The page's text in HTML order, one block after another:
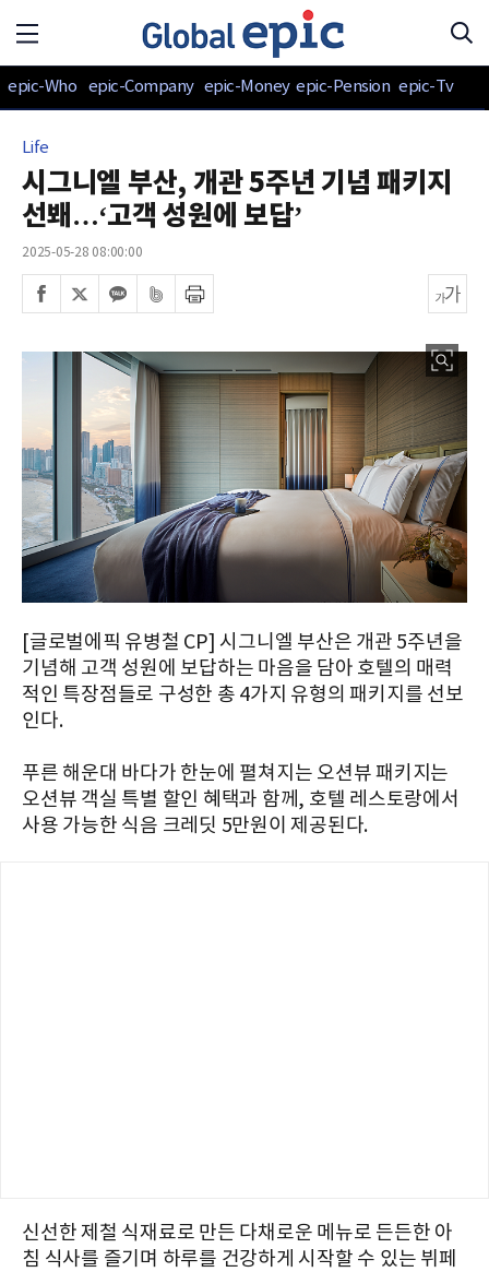
epic-Who epic-Company epic-Money epic-Pension epic-Tv
Life
시그니엘 부산, 개관 5주년 기념 패키지
선봬…‘고객 성원에 보답’
2025-05-28 08:00:00
[글로벌에픽 유병철 CP] 시그니엘 부산은 개관 5주년을
기념해 고객 성원에 보답하는 마음을 담아 호텔의 매력
적인 특장점들로 구성한 총 4가지 유형의 패키지를 선보
인다.
푸른 해운대 바다가 한눈에 펼쳐지는 오션뷰 패키지는
오션뷰 객실 특별 할인 혜택과 함께, 호텔 레스토랑에서
사용 가능한 식음 크레딧 5만원이 제공된다.
신선한 제철 식재료로 만든 다채로운 메뉴로 든든한 아
침 식사를 즐기며 하루를 건강하게 시작할 수 있는 뷔페